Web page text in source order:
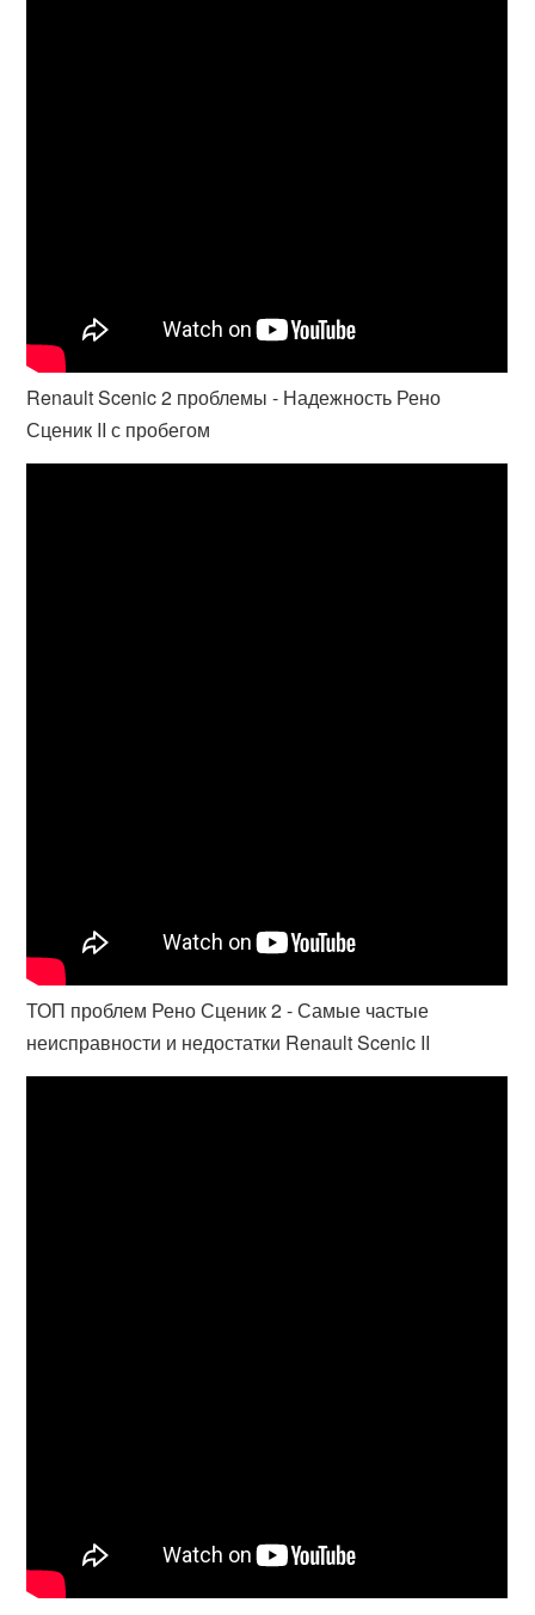
Renault Scenic 2 проблемы - Надежность Рено
Сценик II с пробегом
ТОП проблем Рено Сценик 2 - Самые частые
неисправности и недостатки Renault Scenic II